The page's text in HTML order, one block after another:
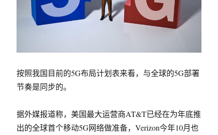
按照我国目前的5G布局计划表来看，与全球的5G部署
节奏是同步的。
据外媒报道称，美国最大运营商AT&T已经在为年底推
出的全球首个移动5G网络做准备，Verizon今年10月也